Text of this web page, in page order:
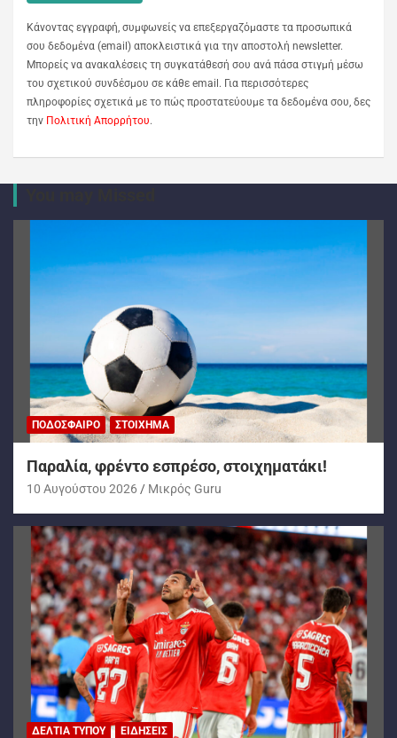
Κάνοντας εγγραφή, συμφωνείς να επεξεργαζόμαστε τα προσωπικά
σου δεδομένα (email) αποκλειστικά για την αποστολή newsletter.
Μπορείς να ανακαλέσεις τη συγκατάθεσή σου ανά πάσα στιγμή μέσω
του σχετικού συνδέσμου σε κάθε email. Για περισσότερες
πληροφορίες σχετικά με το πώς προστατεύουμε τα δεδομένα σου, δες
την Πολιτική Απορρήτου.
ΠΟΔΌΣΦΑΙΡΟ ΣΤΟΊΧΗΜΑ
Παραλία, φρέντο εσπρέσο, στοιχηματάκι!
10 Αυγούστου 2026 Mικρός Guru
ΔΕΛΤΊΑ ΤΎΠΟΥ ΕΙΔΉΣΕΙΣ